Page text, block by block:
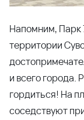
Напомним, Парк
территории
и всего города.
гордиться! На
соседствуют